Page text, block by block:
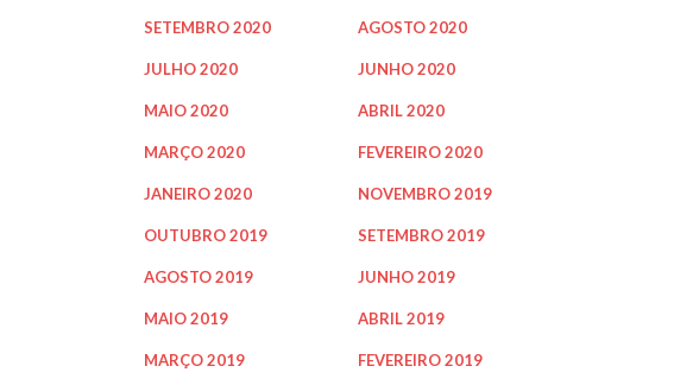
SETEMBRO 2020 AGOSTO 2020
JULHO 2020 JUNHO 2020
MAIO 2020 ABRIL 2020
MARÇO 2020 FEVEREIRO 2020
JANEIRO 2020 NOVEMBRO 2019
OUTUBRO 2019 SETEMBRO 2019
AGOSTO 2019 JUNHO 2019
MAIO 2019 ABRIL 2019
MARÇO 2019 FEVEREIRO 2019